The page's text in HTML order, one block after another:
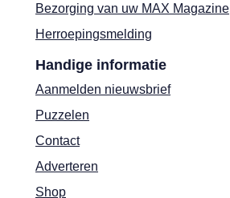
Bezorging van uw MAX Magazine
Herroepingsmelding
Handige informatie
Aanmelden nieuwsbrief
Puzzelen
Contact
Adverteren
Shop